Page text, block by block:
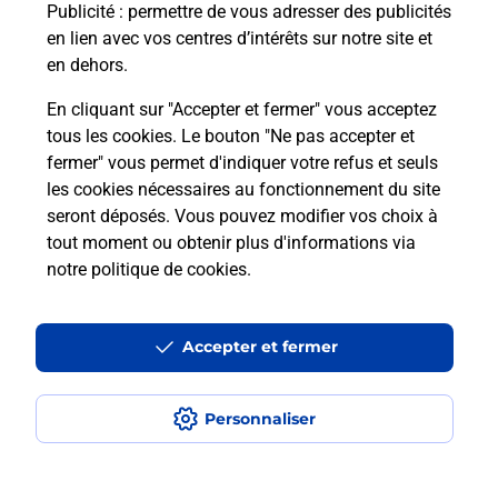
Publicité : permettre de vous adresser des publicités
en lien avec vos centres d’intérêts sur notre site et
en dehors.
En cliquant sur "Accepter et fermer" vous acceptez
tous les cookies. Le bouton "Ne pas accepter et
fermer" vous permet d'indiquer votre refus et seuls
les cookies nécessaires au fonctionnement du site
seront déposés. Vous pouvez modifier vos choix à
tout moment ou obtenir plus d'informations via
notre politique de cookies.
Personnaliser
Accepter et fermer
Puis-je passer mon code de la route
avec La Poste et sous quelles
conditions ?
Localiser Liste Morbihan BERRIC
Accessibilité : partiellement conforme
Conditions contractuelles
Mentions légales